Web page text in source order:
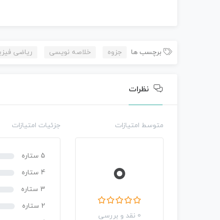
برچسب ها جزوه خلاصه نویسی ریاضی
نظرات
متوسط امتیازات
0
0 نقد و بررسی
جزئیات امتیازات
5 ستاره
4 ستاره
3 ستاره
2 ستاره